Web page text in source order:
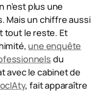
n’est plus une
Mais un chiffre aussi
tout le reste. Et
une enquête
du
avec le cabinet de
, fait apparaître